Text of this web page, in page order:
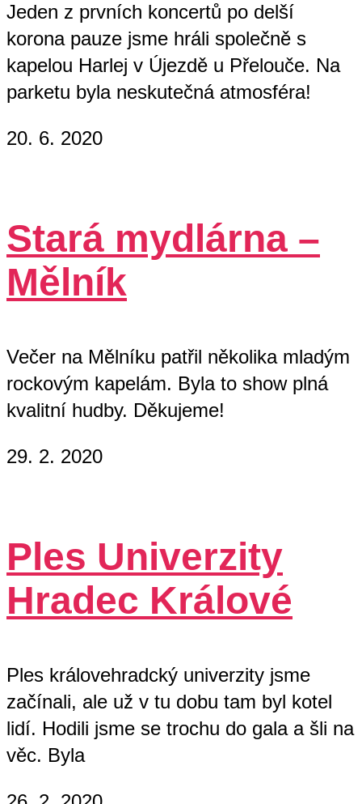
Jeden z prvních koncertů po delší
korona pauze jsme hráli společně s
kapelou Harlej v Újezdě u Přelouče. Na
parketu byla neskutečná atmosféra!
20. 6. 2020
Stará mydlárna –
Mělník
Večer na Mělníku patřil několika mladým
rockovým kapelám. Byla to show plná
kvalitní hudby. Děkujeme!
29. 2. 2020
Ples Univerzity
Hradec Králové
Ples královehradcký univerzity jsme
začínali, ale už v tu dobu tam byl kotel
lidí. Hodili jsme se trochu do gala a šli na
věc. Byla